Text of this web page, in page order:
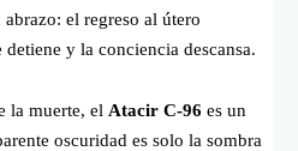
el regreso al útero
y la conciencia descansa.
la muerte, el Atacir C-96 es un
oscuridad es solo la sombra